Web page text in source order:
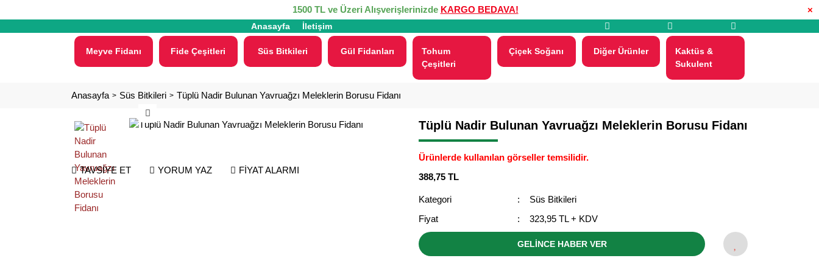
×
1500 TL ve Üzeri Alışverişlerinizde KARGO BEDAVA!
Anasayfa İletişim
Meyve Fidanı Fide Çeşitleri Süs Bitkileri Gül Fidanları
Tohum
Çeşitleri
Çiçek Soğanı Diğer Ürünler
Kaktüs &
Sukulent
Anasayfa Süs Bitkileri Tüplü Nadir Bulunan Yavruağzı Meleklerin Borusu Fidanı
TAVSİYE ET YORUM YAZ FİYAT ALARMI
Tüplü Nadir Bulunan Yavruağzı Meleklerin Borusu Fidanı
Ürünlerde kullanılan görseller temsilidir.
388,75 TL
Kategori
Süs Bitkileri
Fiyat
323,95 TL + KDV
GELİNCE HABER VER